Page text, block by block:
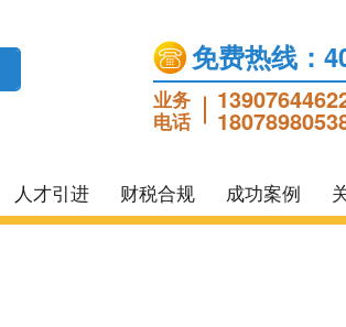
免费热线：
业务
电话
人才引进 财税合规 成功案例